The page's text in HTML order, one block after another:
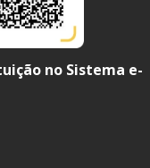
no Sistema e-